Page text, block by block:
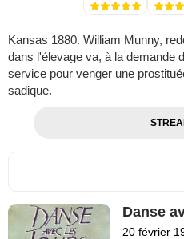
Kansas 1880. William Munny,
dans l'élevage va, à la demande
service pour venger une
sadique.
Danse
20 février